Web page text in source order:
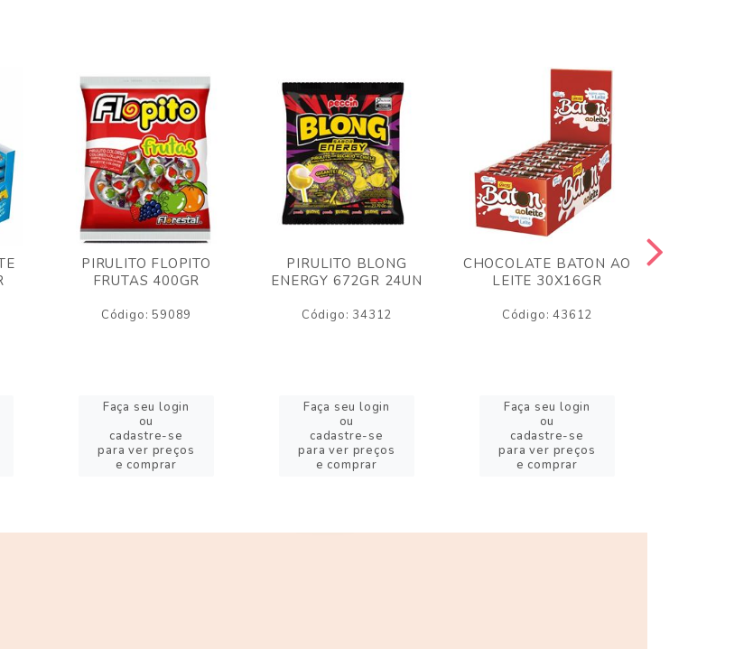
PIRULITO FLOPITO
FRUTAS 400GR
Código: 59089
Faça seu login
ou
cadastre-se
para ver preços
e comprar
PIRULITO BLONG
ENERGY 672GR 24UN
Código: 34312
Faça seu login
ou
cadastre-se
para ver preços
e comprar
CHOCOLATE BATON AO
LEITE 30X16GR
Código: 43612
Faça seu login
ou
cadastre-se
para ver preços
e comprar